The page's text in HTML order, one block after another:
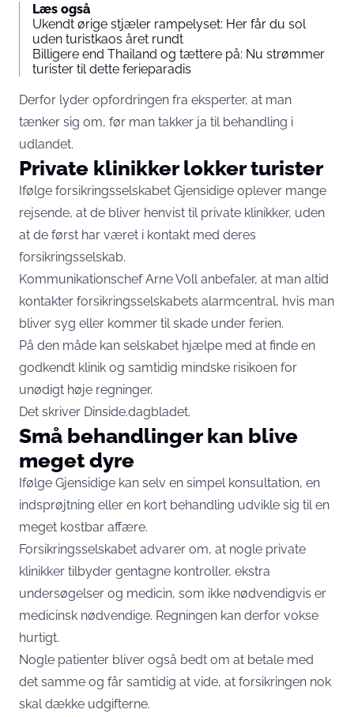
Læs også
Ukendt ørige stjæler rampelyset: Her får du sol
uden turistkaos året rundt
Billigere end Thailand og tættere på: Nu strømmer
turister til dette ferieparadis
Derfor lyder opfordringen fra eksperter, at man
tænker sig om, før man takker ja til behandling i
udlandet.
Private klinikker lokker turister
Ifølge forsikringsselskabet Gjensidige oplever mange
rejsende, at de bliver henvist til private klinikker, uden
at de først har været i kontakt med deres
forsikringsselskab.
Kommunikationschef Arne Voll anbefaler, at man altid
kontakter forsikringsselskabets alarmcentral, hvis man
bliver syg eller kommer til skade under ferien.
På den måde kan selskabet hjælpe med at finde en
godkendt klinik og samtidig mindske risikoen for
unødigt høje regninger.
Det skriver Dinside.dagbladet.
Små behandlinger kan blive
meget dyre
Ifølge Gjensidige kan selv en simpel konsultation, en
indsprøjtning eller en kort behandling udvikle sig til en
meget kostbar affære.
Forsikringsselskabet advarer om, at nogle private
klinikker tilbyder gentagne kontroller, ekstra
undersøgelser og medicin, som ikke nødvendigvis er
medicinsk nødvendige. Regningen kan derfor vokse
hurtigt.
Nogle patienter bliver også bedt om at betale med
det samme og får samtidig at vide, at forsikringen nok
skal dække udgifterne.